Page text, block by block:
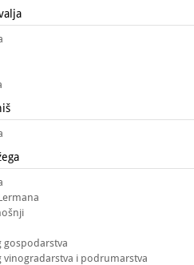
gospodarstva
vinogradarstva i podrumarstva